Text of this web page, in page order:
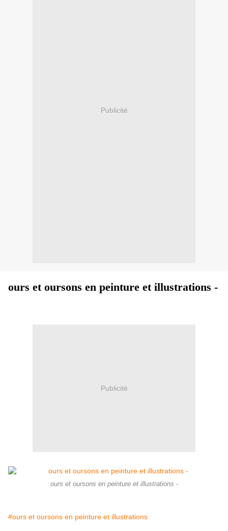
Publicité
ours et oursons en peinture et illustrations -
Publicité
ours et oursons en peinture et illustrations -
#ours et oursons en peinture et illustrations